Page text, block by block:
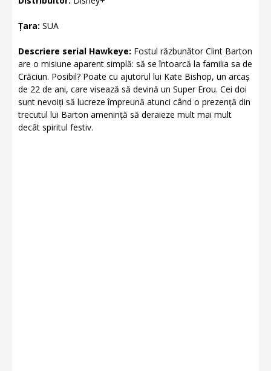
Țara: SUA
Descriere serial Hawkeye: Fostul răzbunător Clint Barton
are o misiune aparent simplă: să se întoarcă la familia sa de
Crăciun. Posibil? Poate cu ajutorul lui Kate Bishop, un arcaș
de 22 de ani, care visează să devină un Super Erou. Cei doi
sunt nevoiți să lucreze împreună atunci când o prezență din
trecutul lui Barton amenință să deraieze mult mai mult
decât spiritul festiv.